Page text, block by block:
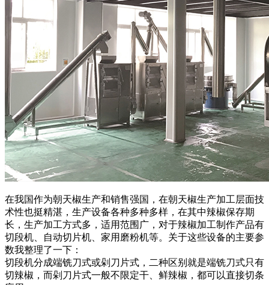
在我国作为朝天椒生产和销售强国，在朝天椒生产加工层面技
术性也挺精湛，生产设备各种多种多样，在其中辣椒保存期
长，生产加工方式多，适用范围广，对于辣椒加工制作产品有
切段机、自动切片机、家用磨粉机等。关于这些设备的主要参
数我整理了一下：
切段机分成端铣刀式或剁刀片式，二种区别就是端铣刀式只有
切辣椒，而剁刀片式一般不限定干、鲜辣椒，都可以直接切条